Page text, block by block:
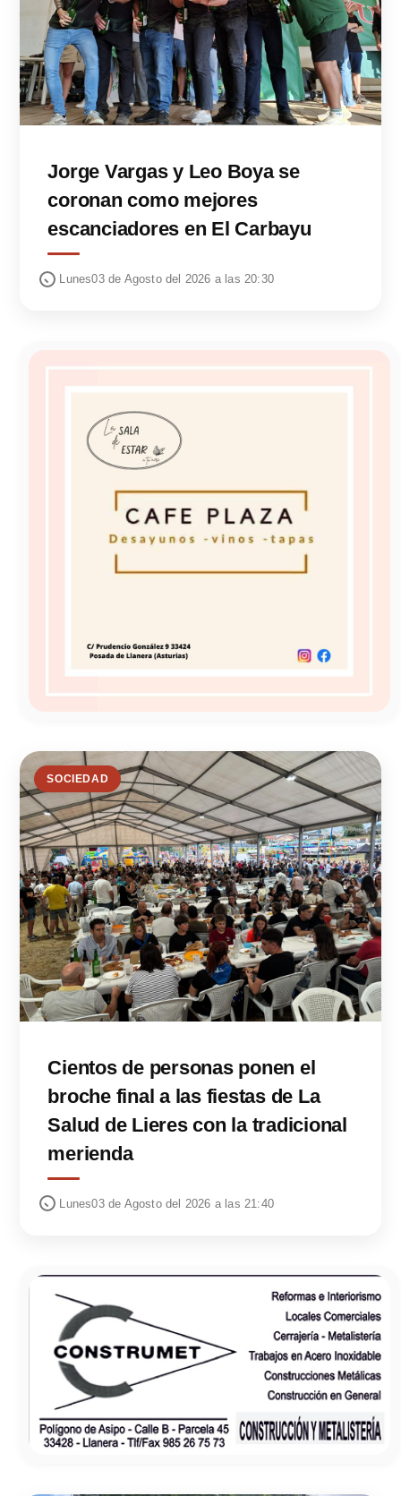
Jorge Vargas y Leo Boya se
coronan como mejores
escanciadores en El Carbayu
Lunes03 de Agosto del 2026 a las 20:30
SOCIEDAD
Cientos de personas ponen el
broche final a las fiestas de La
Salud de Lieres con la tradicional
merienda
Lunes03 de Agosto del 2026 a las 21:40